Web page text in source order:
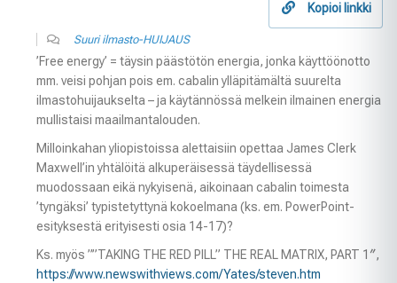
Kopioi linkki
Suuri ilmasto-HUIJAUS
’Free energy’ = täysin päästötön energia, jonka käyttöönotto
mm. veisi pohjan pois em. cabalin ylläpitämältä suurelta
ilmastohuijaukselta – ja käytännössä melkein ilmainen energia
mullistaisi maailmantalouden.
Milloinkahan yliopistoissa alettaisiin opettaa James Clerk
Maxwell’in yhtälöitä alkuperäisessä täydellisessä
muodossaan eikä nykyisenä, aikoinaan cabalin toimesta
’tyngäksi’ typistetyttynä kokoelmana (ks. em. PowerPoint-
esityksestä erityisesti osia 14-17)?
Ks. myös ””TAKING THE RED PILL” THE REAL MATRIX, PART 1″,
https://www.newswithviews.com/Yates/steven.htm